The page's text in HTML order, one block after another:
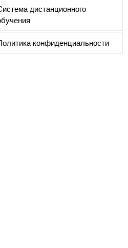
дистанционного
конфиденциальности